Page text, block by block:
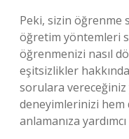
Peki, sizin öğrenme
öğretim yöntemleri
öğrenmenizi nasıl
eşitsizlikler
sorulara
deneyimlerinizi hem
anlamanıza